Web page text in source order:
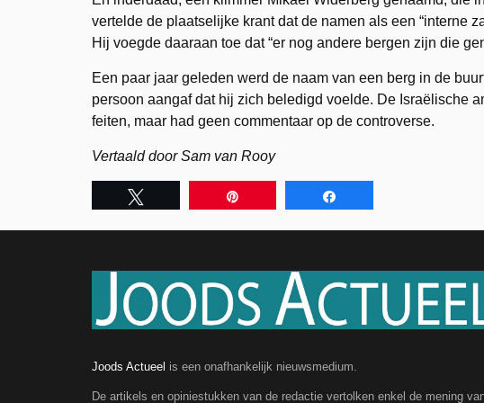
vertelde de plaatselijke krant dat de namen als een “interne
Hij voegde daaraan toe dat “er nog andere bergen zijn die
Een paar jaar geleden werd de naam van een berg in de
persoon aangaf dat hij zich beledigd voelde. De Israëlische
feiten, maar had geen commentaar op de controverse.
Vertaald door Sam van Rooy
Joods Actueel is een onafhankelijk nieuwsmedium.
De artikels en opiniestukken van de redactie vertolken enkel de mening